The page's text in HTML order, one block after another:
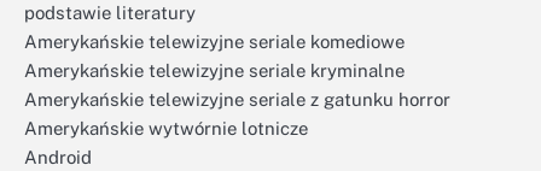
podstawie literatury
Amerykańskie telewizyjne seriale komediowe
Amerykańskie telewizyjne seriale kryminalne
Amerykańskie telewizyjne seriale z gatunku horror
Amerykańskie wytwórnie lotnicze
Android